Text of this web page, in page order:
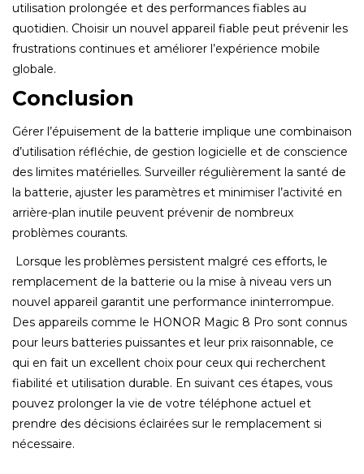
utilisation prolongée et des performances fiables au
quotidien. Choisir un nouvel appareil fiable peut prévenir les
frustrations continues et améliorer l’expérience mobile
globale.
Conclusion
Gérer l’épuisement de la batterie implique une combinaison
d’utilisation réfléchie, de gestion logicielle et de conscience
des limites matérielles. Surveiller régulièrement la santé de
la batterie, ajuster les paramètres et minimiser l’activité en
arrière-plan inutile peuvent prévenir de nombreux
problèmes courants.
Lorsque les problèmes persistent malgré ces efforts, le
remplacement de la batterie ou la mise à niveau vers un
nouvel appareil garantit une performance ininterrompue.
Des appareils comme le HONOR Magic 8 Pro sont connus
pour leurs batteries puissantes et leur prix raisonnable, ce
qui en fait un excellent choix pour ceux qui recherchent
fiabilité et utilisation durable. En suivant ces étapes, vous
pouvez prolonger la vie de votre téléphone actuel et
prendre des décisions éclairées sur le remplacement si
nécessaire.